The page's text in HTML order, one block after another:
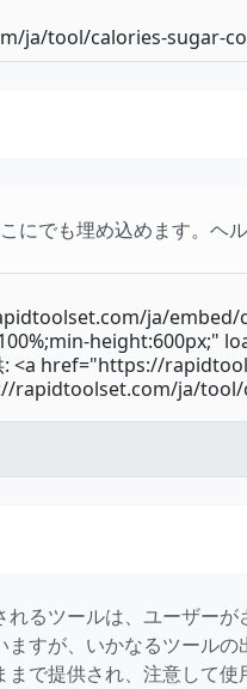
にでも埋め込めます。ヘ
れるツールは、ユーザー
すが、いかなるツール
で提供され、注意して